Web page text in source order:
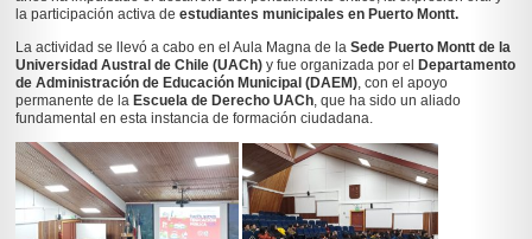
la participación activa de estudiantes municipales en Puerto Montt.
La actividad se llevó a cabo en el Aula Magna de la Sede Puerto Montt de la
Universidad Austral de Chile (UACh)y fue organizada por el Departamento
de Administración de Educación Municipal (DAEM), con el apoyo
permanente de la Escuela de Derecho UACh, que ha sido un aliado
fundamental en esta instancia de formación ciudadana.